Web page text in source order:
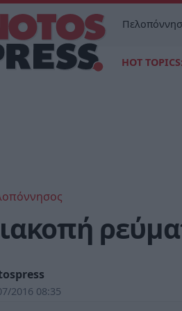
HOT TOPICS:
2016 08:35